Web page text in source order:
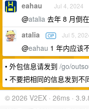
eahau Jul 4, 2024
@atalia 去年 8 月倒
atalia OP Jul 5,
@eahau 1 年内应该
• 外包信息请发到 /go/
• 不要把相同的信息发到不
© 2026 V2EX · 26ms ·